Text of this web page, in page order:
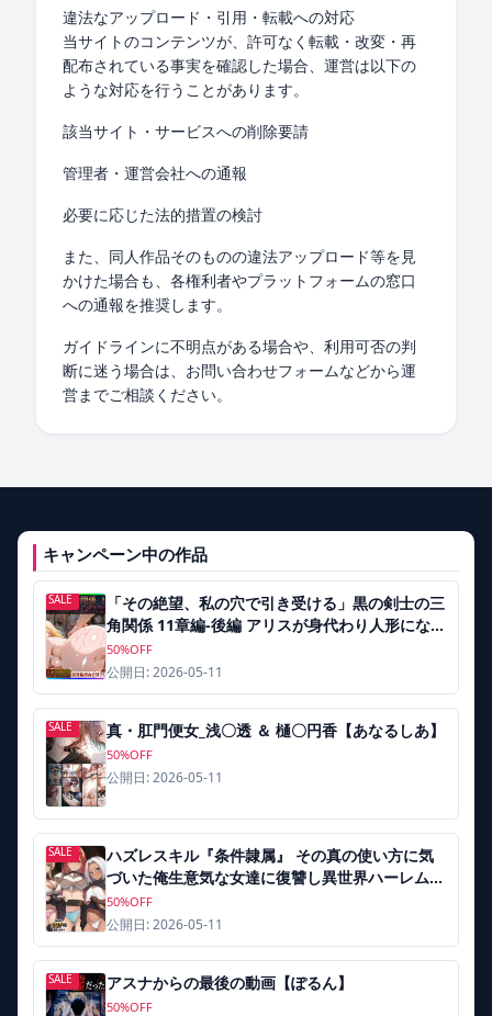
違法なアップロード・引用・転載への対応
当サイトのコンテンツが、許可なく転載・改変・再
配布されている事実を確認した場合、運営は以下の
ような対応を行うことがあります。
該当サイト・サービスへの削除要請
管理者・運営会社への通報
必要に応じた法的措置の検討
また、同人作品そのものの違法アップロード等を見
かけた場合も、各権利者やプラットフォームの窓口
への通報を推奨します。
ガイドラインに不明点がある場合や、利用可否の判
断に迷う場合は、お問い合わせフォームなどから運
営までご相談ください。
キャンペーン中の作品
SALE
「その絶望、私の穴で引き受ける」黒の剣士の三
角関係 11章編-後編 アリスが身代わり人形になっ
た日、アスナが肉便器にされた記憶を体一つで受
け止める【東京アキバ同人倶楽部】
50%OFF
公開日: 2026-05-11
SALE 真・肛門便女_浅〇透 ＆ 樋〇円香【あなるしあ】
50%OFF
公開日: 2026-05-11
SALE
ハズレスキル『条件隷属』 その真の使い方に気
づいた俺生意気な女達に復讐し異世界ハーレムを
築く【AIでも愛はある】
50%OFF
公開日: 2026-05-11
SALE アスナからの最後の動画【ぽるん】
50%OFF